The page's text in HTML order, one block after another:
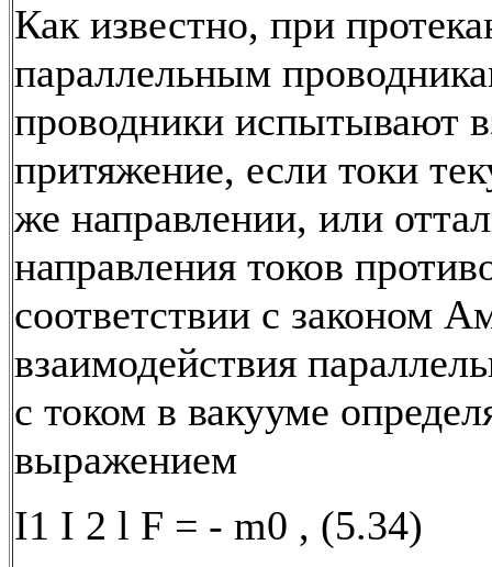
Как известно, при
параллельным
проводники испытывают
притяжение, если токи
же направлении, или
направления токов
соответствии с законом
взаимодействия
с током в вакууме
выражением
I1 I 2 l F = - m0 , (5.34)